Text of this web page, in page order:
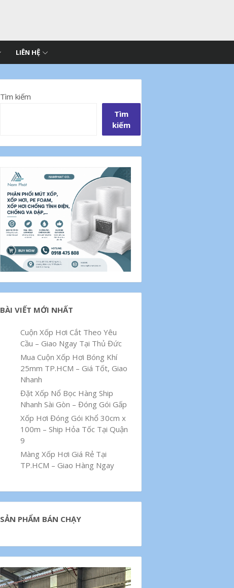
LIÊN HỆ
Tìm kiếm
Tìm
kiếm
BÀI VIẾT MỚI NHẤT
Cuộn Xốp Hơi Cắt Theo Yêu
Cầu – Giao Ngay Tại Thủ Đức
Mua Cuộn Xốp Hơi Bóng Khí
25mm TP.HCM – Giá Tốt, Giao
Nhanh
Đặt Xốp Nổ Bọc Hàng Ship
Nhanh Sài Gòn – Đóng Gói Gấp
Xốp Hơi Đóng Gói Khổ 30cm x
100m – Ship Hỏa Tốc Tại Quận
9
Màng Xốp Hơi Giá Rẻ Tại
TP.HCM – Giao Hàng Ngay
SẢN PHẨM BÁN CHẠY